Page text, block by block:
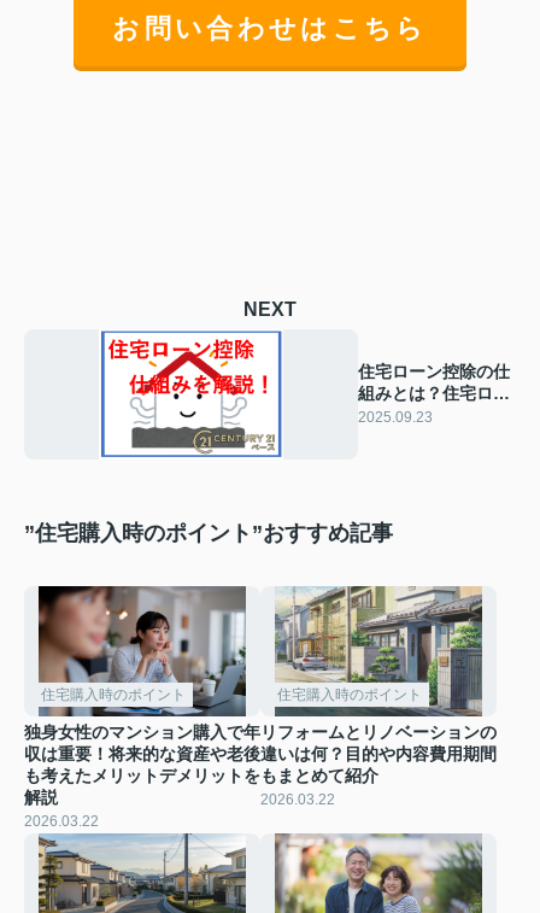
お問い合わせはこちら
NEXT
住宅ローン控除の仕
組みとは？住宅ロー
ン減税2025年版の注
2025.09.23
”住宅購入時のポイント”おすすめ記事
住宅購入時のポイント
独身女性のマンション購入で年
収は重要！将来的な資産や老後
も考えたメリットデメリットを
解説
2026.03.22
住宅購入時のポイント
リフォームとリノベーションの
違いは何？目的や内容費用期間
もまとめて紹介
2026.03.22